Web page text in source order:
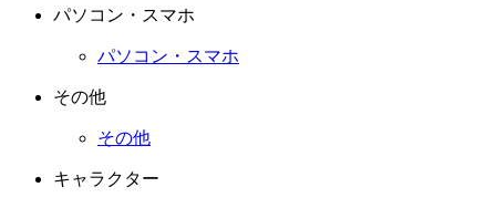
パソコン・スマホ
パソコン・スマホ
その他
その他
キャラクター